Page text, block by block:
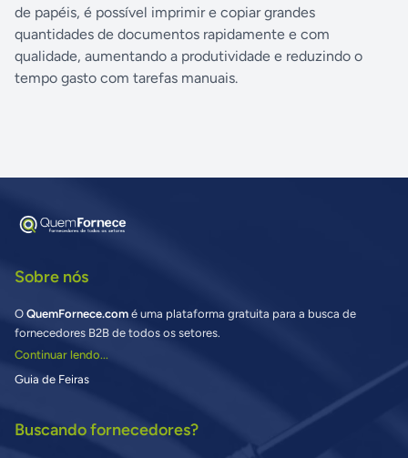
de papéis, é possível imprimir e copiar grandes
quantidades de documentos rapidamente e com
qualidade, aumentando a produtividade e reduzindo o
tempo gasto com tarefas manuais.
Sobre nós
O QuemFornece.com é uma plataforma gratuita para a busca de
fornecedores B2B de todos os setores.
Continuar lendo...
Guia de Feiras
Buscando fornecedores?